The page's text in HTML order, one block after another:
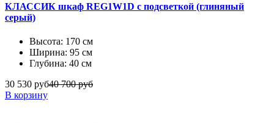
КЛАССИК шкаф REG1W1D с подсветкой (глиняный
серый)
Высота: 170 см
Ширина: 95 см
Глубина: 40 см
30 530 руб40 700 руб
В корзину